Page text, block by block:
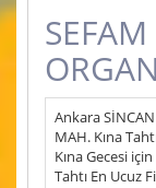
Ankara
MAH. Kına
Kına Gecesi için
Tahtı En Ucuz